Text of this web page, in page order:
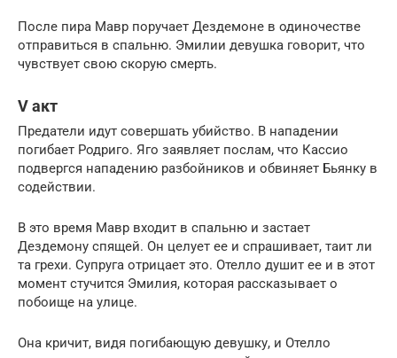
После пира Мавр поручает Дездемоне в одиночестве
отправиться в спальню. Эмилии девушка говорит, что
чувствует свою скорую смерть.
V акт
Предатели идут совершать убийство. В нападении
погибает Родриго. Яго заявляет послам, что Кассио
подвергся нападению разбойников и обвиняет Бьянку в
содействии.
В это время Мавр входит в спальню и застает
Дездемону спящей. Он целует ее и спрашивает, таит ли
та грехи. Супруга отрицает это. Отелло душит ее и в этот
момент стучится Эмилия, которая рассказывает о
побоище на улице.
Она кричит, видя погибающую девушку, и Отелло